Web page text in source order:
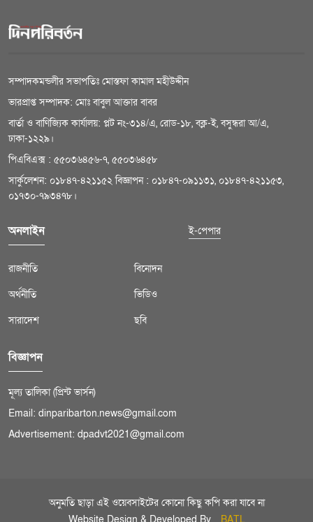
সম্পাদকমন্ডলীর সভাপতিঃ মোস্তফা কামাল মহীউদ্দীন
ভারপ্রাপ্ত সম্পাদক: মোঃ বাবুল আক্তার বাবর
বার্তা ও বাণিজ্যিক কার্যালয়: প্লট নং-৩১৪/এ, রোড-১৮, বক্ল-ই, বসুন্ধরা আ/এ,
ঢাকা-১২২৯।
পিএবিএক্স : ৫৫০৩৬৪৫৬-৭, ৫৫০৩৬৪৫৮
সার্কুলেশন: ০১৮৪৭-৪২১১৫২ বিজ্ঞাপন : ০১৮৪৭-০৯১১৩১, ০১৮৪৭-৪২১১৫৩,
০১৭৩০-৭৯৩৪৭৮।
অনলাইন ই-পেপার
রাজনীতি
অর্থনীতি
সারাদেশ
বিনোদন
ভিডিও
ছবি
বিজ্ঞাপন
মূল্য তালিকা (প্রিন্ট ভার্সন)
Email: dinparibarton.news@gmail.com
Advertisement: dpadvt2021@gmail.com
অনুমতি ছাড়া এই ওয়েবসাইটের কোনো কিছু কপি করা যাবে না